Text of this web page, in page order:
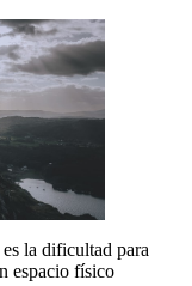
la dificultad para
espacio físico